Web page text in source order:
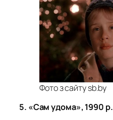
Фото з сайту sb.by
5. «Сам удома», 1990 р.